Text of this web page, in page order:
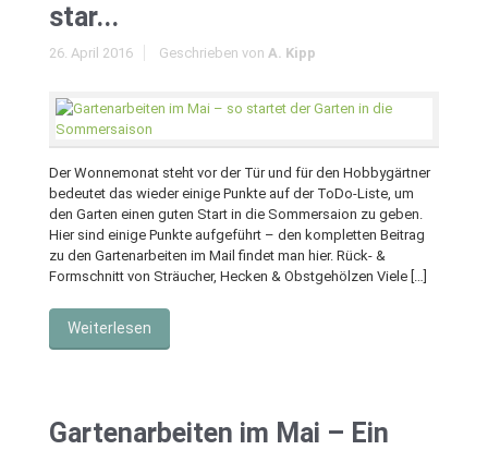
star...
26. April 2016 Geschrieben von A. Kipp
Der Wonnemonat steht vor der Tür und für den Hobbygärtner
bedeutet das wieder einige Punkte auf der ToDo-Liste, um
den Garten einen guten Start in die Sommersaion zu geben.
Hier sind einige Punkte aufgeführt – den kompletten Beitrag
zu den Gartenarbeiten im Mail findet man hier. Rück- &
Formschnitt von Sträucher, Hecken & Obstgehölzen Viele […]
Weiterlesen
Gartenarbeiten im Mai – Ein